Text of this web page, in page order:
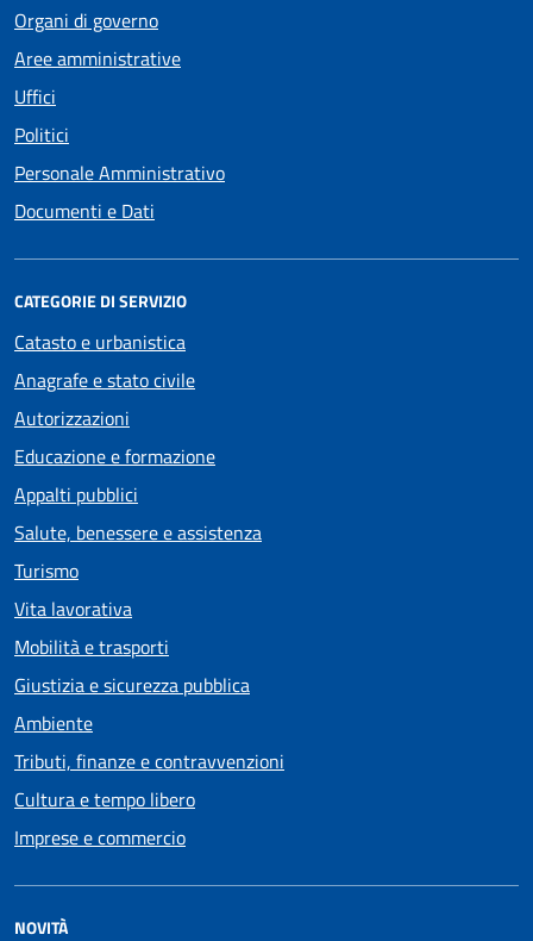
Organi di governo
Aree amministrative
Uffici
Politici
Personale Amministrativo
Documenti e Dati
CATEGORIE DI SERVIZIO
Catasto e urbanistica
Anagrafe e stato civile
Autorizzazioni
Educazione e formazione
Appalti pubblici
Salute, benessere e assistenza
Turismo
Vita lavorativa
Mobilità e trasporti
Giustizia e sicurezza pubblica
Ambiente
Tributi, finanze e contravvenzioni
Cultura e tempo libero
Imprese e commercio
NOVITÀ